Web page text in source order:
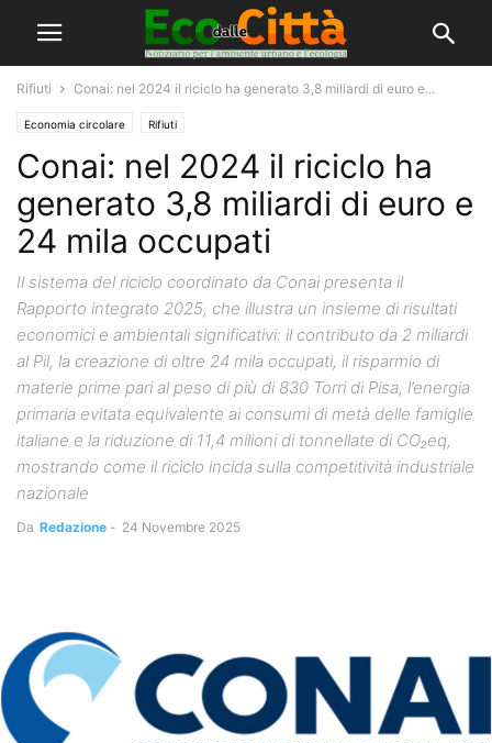
Rifiuti Conai: nel 2024 il riciclo ha generato 3,8 miliardi di euro e...
Economia circolare Rifiuti
Conai: nel 2024 il riciclo ha
generato 3,8 miliardi di euro e
24 mila occupati
Il sistema del riciclo coordinato da Conai presenta il
Rapporto integrato 2025, che illustra un insieme di risultati
economici e ambientali significativi: il contributo da 2 miliardi
al Pil, la creazione di oltre 24 mila occupati, il risparmio di
materie prime pari al peso di più di 830 Torri di Pisa, l’energia
primaria evitata equivalente ai consumi di metà delle famiglie
italiane e la riduzione di 11,4 milioni di tonnellate di CO₂eq,
mostrando come il riciclo incida sulla competitività industriale
nazionale
Da Redazione - 24 Novembre 2025